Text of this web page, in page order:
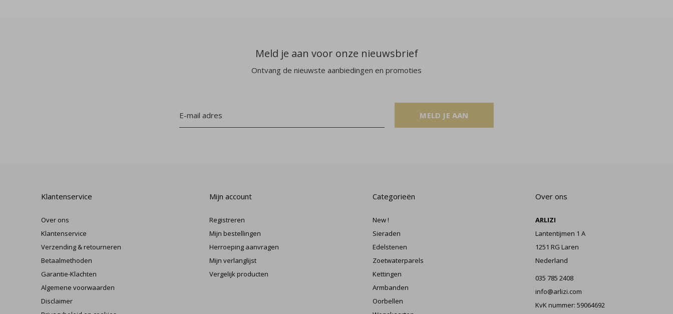
Meld je aan voor onze nieuwsbrief
Ontvang de nieuwste aanbiedingen en promoties
MELD JE AAN
Klantenservice
Over ons
Klantenservice
Verzending & retourneren
Betaalmethoden
Garantie-Klachten
Algemene voorwaarden
Disclaimer
Mijn account
Registreren
Mijn bestellingen
Herroeping aanvragen
Mijn verlanglijst
Vergelijk producten
Categorieën
New !
Sieraden
Edelstenen
Zoetwaterparels
Kettingen
Armbanden
Oorbellen
Over ons
ARLIZI
Lantentijmen 1 A
1251 RG Laren
Nederland
035 785 2408
info@arlizi.com
KvK nummer: 59064692